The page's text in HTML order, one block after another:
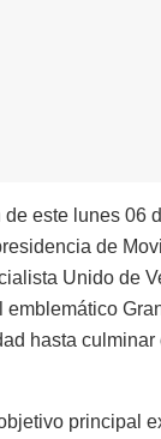
este lunes 06
de
Unido de
emblemático
hasta
principal